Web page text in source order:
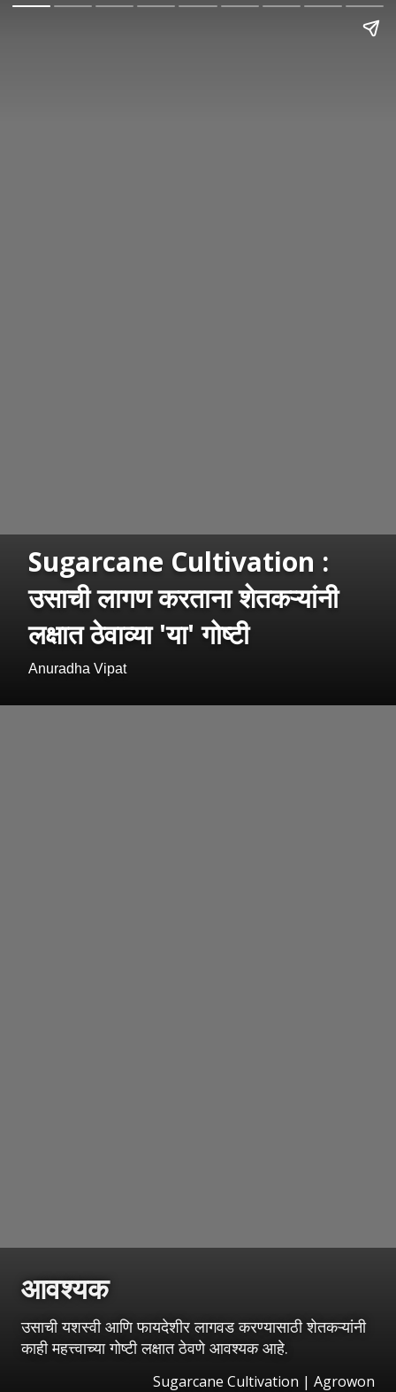
Sugarcane Cultivation :
उसाची लागण करताना शेतकऱ्यांनी
लक्षात ठेवाव्या 'या' गोष्टी
Anuradha Vipat
आवश्यक
उसाची यशस्वी आणि फायदेशीर लागवड करण्यासाठी शेतकऱ्यांनी
काही महत्त्वाच्या गोष्टी लक्षात ठेवणे आवश्यक आहे.
Sugarcane Cultivation | Agrowon